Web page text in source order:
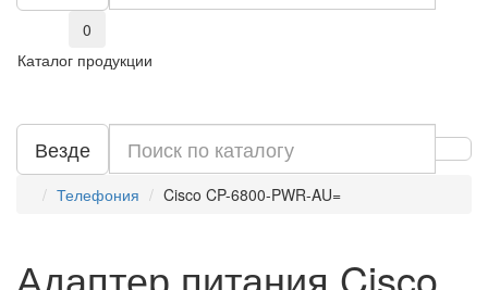
0
Каталог продукции
Везде
Телефония Cisco CP-6800-PWR-AU=
Адаптер питания Cisco